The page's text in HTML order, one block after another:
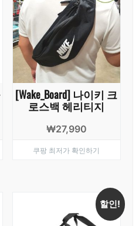
[Wake_Board] 나이키 크
로스백 헤리티지
₩27,990
쿠팡 최저가 확인하기
할인!